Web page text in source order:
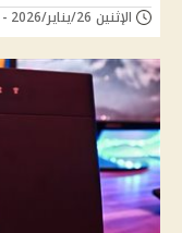
الإثنين 26/يناير/2026 - 09:23 ص